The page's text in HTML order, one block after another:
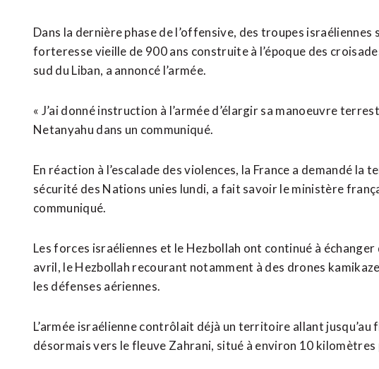
Dans la dernière phase de l’offensive, des troupes
forteresse vieille de 900 ans construite à l’époque des
sud du Liban, a annoncé l’armée.
« J’ai donné instruction à l’armée d’élargir sa manoeuvre
Netanyahu dans un communiqué.
En réaction à l’escalade des violences, la France a ⁠demandé la
sécurité des Nations unies lundi, a fait savoir le ministère
communiqué.
Les forces israéliennes et le Hezbollah ont continué à
avril, le Hezbollah recourant notamment à des drones
les défenses aériennes.
L’armée israélienne contrôlait déjà un territoire allant
désormais vers le fleuve Zahrani, situé à environ 10 kilomètres